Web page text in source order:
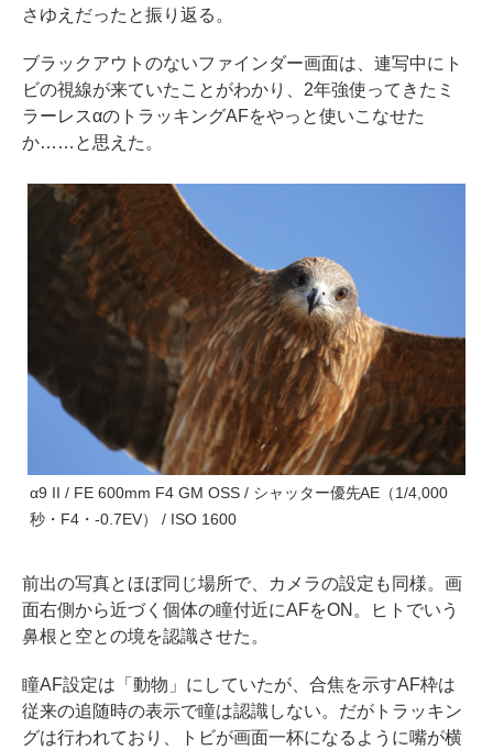
さゆえだったと振り返る。
ブラックアウトのないファインダー画面は、連写中にト
ビの視線が来ていたことがわかり、2年強使ってきたミ
ラーレスαのトラッキングAFをやっと使いこなせた
か……と思えた。
α9 II / FE 600mm F4 GM OSS / シャッター優先AE（1/4,000
秒・F4・-0.7EV） / ISO 1600
前出の写真とほぼ同じ場所で、カメラの設定も同様。画
面右側から近づく個体の瞳付近にAFをON。ヒトでいう
鼻根と空との境を認識させた。
瞳AF設定は「動物」にしていたが、合焦を示すAF枠は
従来の追随時の表示で瞳は認識しない。だがトラッキン
グは行われており、トビが画面一杯になるように嘴が横